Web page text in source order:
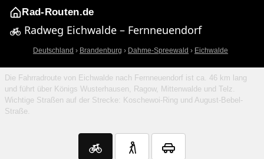
Rad-Routen.de
Radweg Eichwalde – Fernneuendorf
Deutschland › Brandenburg › Dahme-Spreewald › Eichwalde
Die Fahrradroute von Eichwalde nach Fernneuendorf ist ca. 46 km lang
und führt über Königs Wusterhausen, Ragow, Mittenwalde und Telz.
Wichtige Straßen auf der Strecke: Koschewoi-Ring und August-Bebel-
Straße.